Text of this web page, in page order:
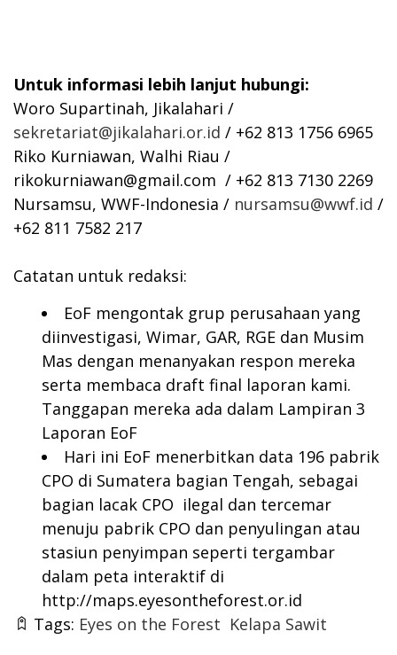
Untuk informasi lebih lanjut hubungi:
Woro Supartinah, Jikalahari /
sekretariat@jikalahari.or.id / +62 813 1756 6965
Riko Kurniawan, Walhi Riau /
rikokurniawan@gmail.com / +62 813 7130 2269
Nursamsu, WWF-Indonesia / nursamsu@wwf.id /
+62 811 7582 217
Catatan untuk redaksi:
EoF mengontak grup perusahaan yang
diinvestigasi, Wimar, GAR, RGE dan Musim
Mas dengan menanyakan respon mereka
serta membaca draft final laporan kami.
Tanggapan mereka ada dalam Lampiran 3
Laporan EoF
Hari ini EoF menerbitkan data 196 pabrik
CPO di Sumatera bagian Tengah, sebagai
bagian lacak CPO ilegal dan tercemar
menuju pabrik CPO dan penyulingan atau
stasiun penyimpan seperti tergambar
dalam peta interaktif di
http://maps.eyesontheforest.or.id
Tags: Eyes on the Forest Kelapa Sawit